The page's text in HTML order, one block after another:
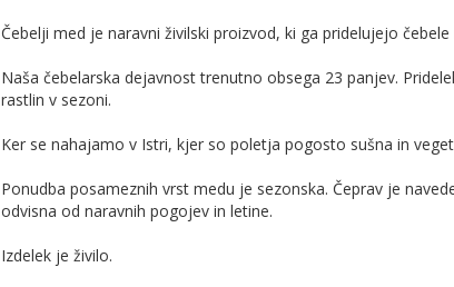
Čebelji med je naravni živilski proizvod, ki ga pridelujejo
Naša čebelarska dejavnost trenutno obsega 23 panjev.
rastlin v sezoni.
Ker se nahajamo v Istri, kjer so poletja pogosto sušna in
Ponudba posameznih vrst medu je sezonska. Čeprav je
odvisna od naravnih pogojev in letine.
Izdelek je živilo.